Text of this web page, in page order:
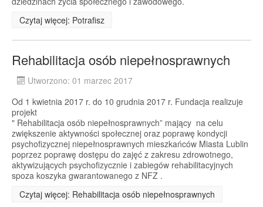
Czytaj więcej: Potrafisz
Rehabilitacja osób niepełnosprawnych
Utworzono: 01 marzec 2017
Od 1 kwietnia 2017 r. do 10 grudnia 2017 r. Fundacja realizuje
projekt
" Rehabilitacja osób niepełnosprawnych” mający na celu
zwiększenie aktywności społecznej oraz poprawę kondycji
psychofizycznej niepełnosprawnych mieszkańców Miasta Lublin
poprzez poprawę dostępu do zajęć z zakresu zdrowotnego,
aktywizujących psychofizycznie i zabiegów rehabilitacyjnych
spoza koszyka gwarantowanego z NFZ .
Czytaj więcej: Rehabilitacja osób niepełnosprawnych